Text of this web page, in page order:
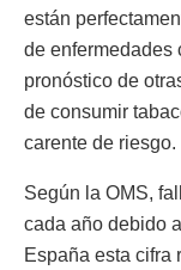
están
de enfermedades
pronóstico de
de consumir
carente de riesgo.
Según la OMS,
cada año debido
España esta cifra